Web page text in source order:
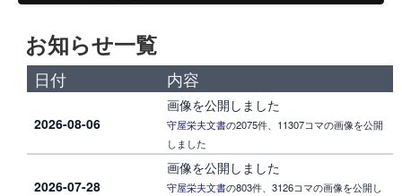
お知らせ一覧
日付 内容
2026-08-06
画像を公開しました
守屋栄夫文書の2075件、11307コマの画像を公開
しました
2026-07-28
画像を公開しました
守屋栄夫文書の803件、3126コマの画像を公開し